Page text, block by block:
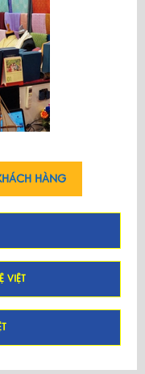
HÀNG
VIỆT